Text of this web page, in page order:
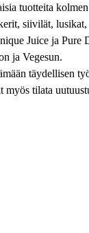
tuotteita
siivilät,
Juice ja Pure
ja Vegesun.
täydellisen
tilata